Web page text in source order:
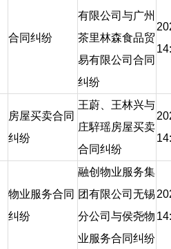
合同纠纷
有限公司与广州
茶里林森食品贸
易有限公司合同
纠纷
房屋买卖合同
纠纷
王蔚、王林兴与
庄騂瑶房屋买卖
合同纠纷
物业服务合同
纠纷
融创物业服务集
团有限公司无锡
分公司与侯尧物
业服务合同纠纷